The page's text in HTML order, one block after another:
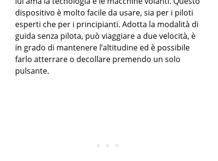
dispositivo è molto facile da usare, sia per i piloti
esperti che per i principianti. Adotta la modalità di
guida senza pilota, può viaggiare a due velocità, è
in grado di mantenere l’altitudine ed è possibile
farlo atterrare o decollare premendo un solo
pulsante.